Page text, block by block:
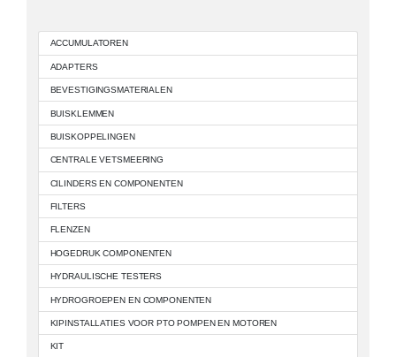
ACCUMULATOREN
ADAPTERS
BEVESTIGINGSMATERIALEN
BUISKLEMMEN
BUISKOPPELINGEN
CENTRALE VETSMEERING
CILINDERS EN COMPONENTEN
FILTERS
FLENZEN
HOGEDRUK COMPONENTEN
HYDRAULISCHE TESTERS
HYDROGROEPEN EN COMPONENTEN
KIPINSTALLATIES VOOR PTO POMPEN EN MOTOREN
KIT